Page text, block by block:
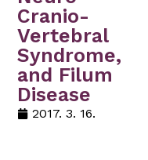
Cranio-
Vertebral
Syndrome,
and Filum
Disease
2017. 3. 16.